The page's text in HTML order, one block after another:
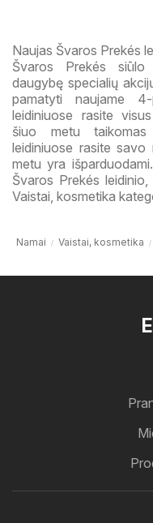
Naujas Švaros Prekés
Švaros Prekés
daugybę specialių
pamatyti naujame
leidiniuose rasite
šiuo metu taikomas
leidiniuose rasite savo
metu yra
Švaros Prekés
Vaistai, kosmetika
Namai Vaistai, kosmetika